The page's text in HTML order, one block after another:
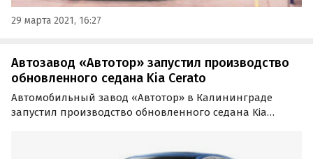
29 марта 2021, 16:27
Автозавод «Автотор» запустил производство
обновленного седана Kia Cerato
Автомобильный завод «Автотор» в Калининграде
запустил производство обновленного седана Kia
российского представительства Kia.